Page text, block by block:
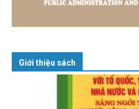
Giới thiệu sách